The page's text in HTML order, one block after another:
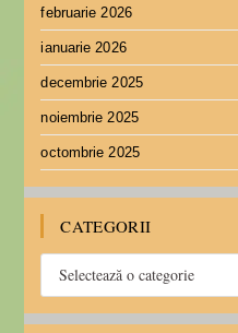
februarie 2026
ianuarie 2026
decembrie 2025
noiembrie 2025
octombrie 2025
CATEGORII